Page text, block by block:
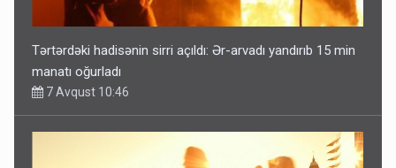
Tərtərdəki hadisənin sirri açıldı: Ər-arvadı yandırıb 15 min
manatı oğurladı
7 Avqust 10:46